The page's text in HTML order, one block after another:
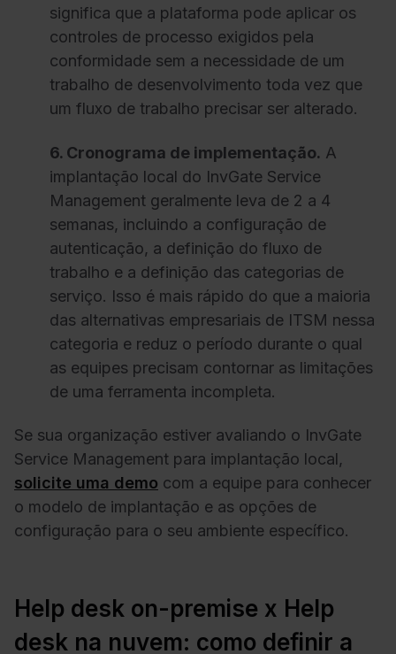
significa que a plataforma pode aplicar os
controles de processo exigidos pela
conformidade sem a necessidade de um
trabalho de desenvolvimento toda vez que
um fluxo de trabalho precisar ser alterado.
6. Cronograma de implementação. A
implantação local do InvGate Service
Management geralmente leva de 2 a 4
semanas, incluindo a configuração de
autenticação, a definição do fluxo de
trabalho e a definição das categorias de
serviço. Isso é mais rápido do que a maioria
das alternativas empresariais de ITSM nessa
categoria e reduz o período durante o qual
as equipes precisam contornar as limitações
de uma ferramenta incompleta.
Se sua organização estiver avaliando o InvGate
Service Management para implantação local,
solicite uma demo com a equipe para conhecer
o modelo de implantação e as opções de
configuração para o seu ambiente específico.
Help desk on-premise x Help
desk na nuvem: como definir a